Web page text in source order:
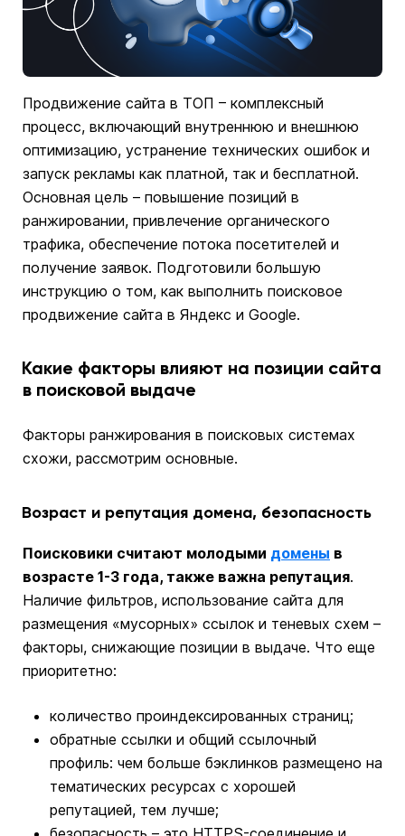
Продвижение сайта в ТОП – комплексный
процесс, включающий внутреннюю и внешнюю
оптимизацию, устранение технических ошибок и
запуск рекламы как платной, так и бесплатной.
Основная цель – повышение позиций в
ранжировании, привлечение органического
трафика, обеспечение потока посетителей и
получение заявок. Подготовили большую
инструкцию о том, как выполнить поисковое
продвижение сайта в Яндекс и Google.
Какие факторы влияют на позиции сайта
в поисковой выдаче
Факторы ранжирования в поисковых системах
схожи, рассмотрим основные.
Возраст и репутация домена, безопасность
Поисковики считают молодыми домены в
возрасте 1-3 года, также важна репутация.
Наличие фильтров, использование сайта для
размещения «мусорных» ссылок и теневых схем –
факторы, снижающие позиции в выдаче. Что еще
приоритетно:
количество проиндексированных страниц;
обратные ссылки и общий ссылочный
профиль: чем больше бэклинков размещено на
тематических ресурсах с хорошей
репутацией, тем лучше;